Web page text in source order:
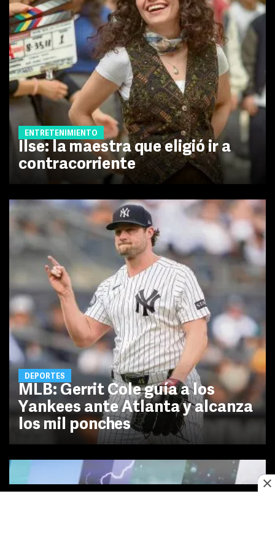
ENTRETENIMIENTO
Ilse: la maestra que eligió ir a
contracorriente
DEPORTES
MLB: Gerrit Cole guía a los
Yankees ante Atlanta y alcanza
los mil ponches